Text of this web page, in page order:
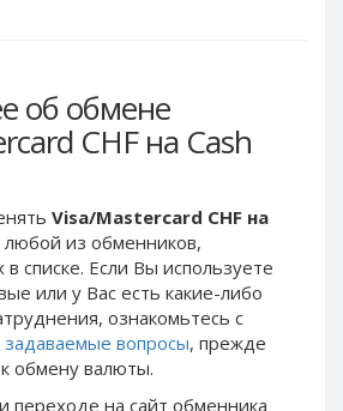
об обмене
CHF на Cash
Visa/Mastercard CHF на
любой из обменников,
списке. Если Вы используете
или у Вас есть какие-либо
ознакомьтесь с
задаваемые вопросы, прежде
обмену валюты.
переходе на сайт обменника
Skril USD
Skril EUR
Skril PLN
Skril GBP
Skril AUD
Skril NOK
Skril SEK